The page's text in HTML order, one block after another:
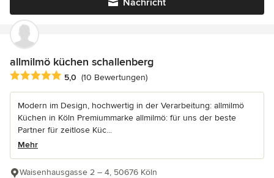
Nachricht
allmilmö küchen schallenberg
Durchschnittliche Bewertung: 5 von 5 Sternen
5,0 (10 Bewertungen)
Modern im Design, hochwertig in der Verarbeitung: allmilmö
Küchen in Köln Premiummarke allmilmö: für uns der beste
Partner für zeitlose Küc...
Mehr
Waisenhausgasse 2 – 4, 50676 Köln